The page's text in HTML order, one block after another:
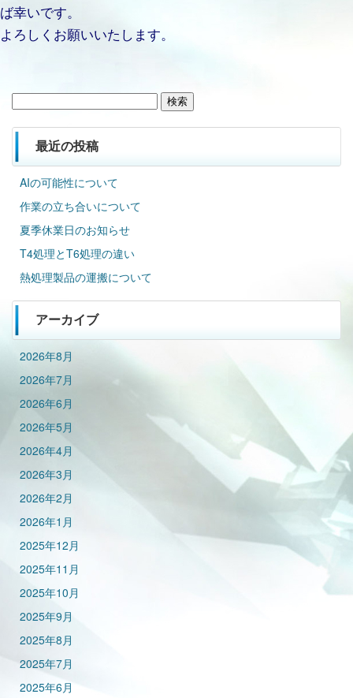
ば幸いです。
よろしくお願いいたします。
最近の投稿
AIの可能性について
作業の立ち合いについて
夏季休業日のお知らせ
T4処理とT6処理の違い
熱処理製品の運搬について
アーカイブ
2026年8月
2026年7月
2026年6月
2026年5月
2026年4月
2026年3月
2026年2月
2026年1月
2025年12月
2025年11月
2025年10月
2025年9月
2025年8月
2025年7月
2025年6月